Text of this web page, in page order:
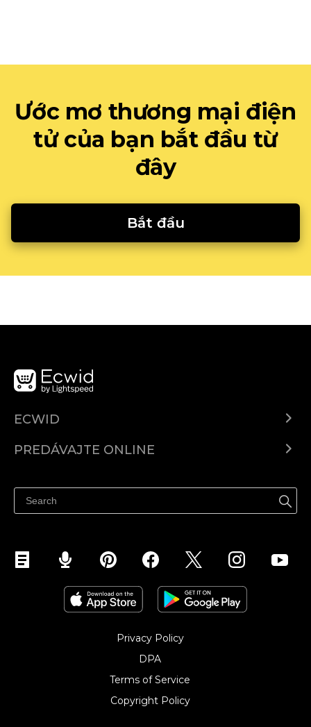
Ước mơ thương mại điện
tử của bạn bắt đầu từ
đây
Bắt đầu
ECWID
Cenník
PREDÁVAJTE ONLINE
Predávajte na Facebook
Predávať na Instagram
Privacy Policy
DPA
Terms of Service
Copyright Policy‎